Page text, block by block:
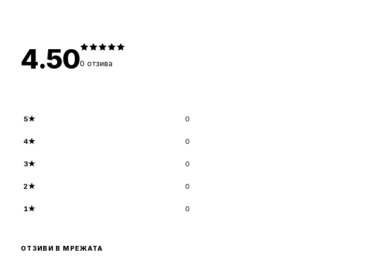
4.500 отзива
5★ 0
4★ 0
3★ 0
2★ 0
1★ 0
ОТЗИВИ В МРЕЖАТА